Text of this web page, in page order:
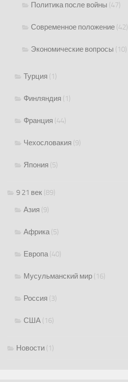
Политика после войны (47)
Современное положение (42)
Экономические вопросы (10)
Турция (1)
Финляндия (1)
Франция (44)
Чехословакия (9)
Япония (5)
9 21 век (89)
Азия (9)
Африка(5)
Европа(40)
Мусульманский мир (16)
Россия (3)
США (16)
Новости (1)